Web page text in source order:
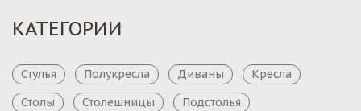
КАТЕГОРИИ
Стулья Полукресла Диваны
Кресла
Столы
Столешницы
Подстолья